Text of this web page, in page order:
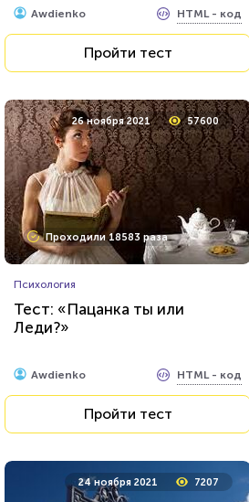
Awdienko HTML - код
Пройти тест
26 ноября 2021 57600
Проходили 18583 раза
Психология
Тест: «Пацанка ты или
Леди?»
Awdienko HTML - код
Пройти тест
24 ноября 2021 7207